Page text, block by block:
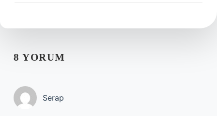
8 YORUM
Serap